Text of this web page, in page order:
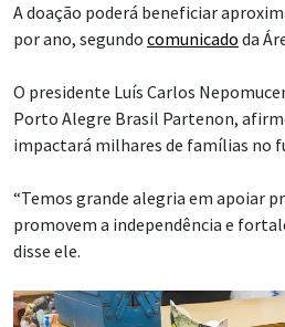
A doação poderá beneficiar
por ano, segundo comunicado da
O presidente Luís Carlos
Porto Alegre Brasil Partenon,
impactará milhares de famílias no
“Temos grande alegria em apoiar
promovem a independência e
disse ele.